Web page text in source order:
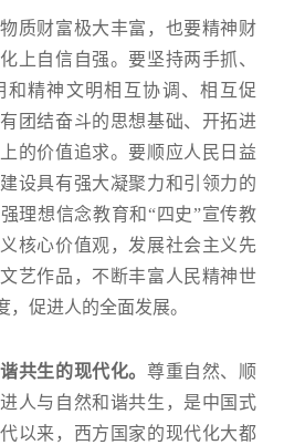
财富极大丰富，也要精神财
上自信自强。要坚持两手抓、
和精神文明相互协调、相互促
团结奋斗的思想基础、开拓进
的价值追求。要顺应人民日益
设具有强大凝聚力和引领力的
理想信念教育和“四史”宣传教
核心价值观，发展社会主义先
艺作品，不断丰富人民精神世
促进人的全面发展。
共生的现代化。 尊重自然、顺
人与自然和谐共生，是中国式
以来，西方国家的现代化大都